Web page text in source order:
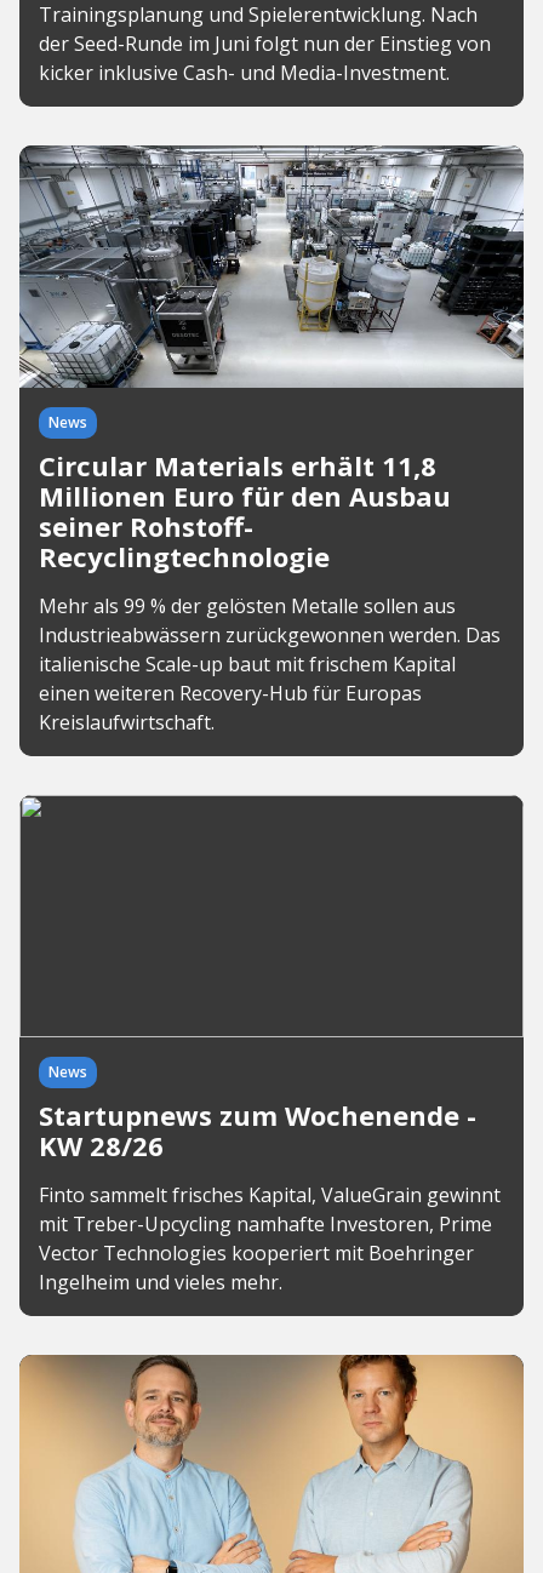
Trainingsplanung und Spielerentwicklung. Nach
der Seed-Runde im Juni folgt nun der Einstieg von
kicker inklusive Cash- und Media-Investment.
News
Circular Materials erhält 11,8
Millionen Euro für den Ausbau
seiner Rohstoff-
Recyclingtechnologie
Mehr als 99 % der gelösten Metalle sollen aus
Industrieabwässern zurückgewonnen werden. Das
italienische Scale-up baut mit frischem Kapital
einen weiteren Recovery-Hub für Europas
Kreislaufwirtschaft.
News
Startupnews zum Wochenende -
KW 28/26
Finto sammelt frisches Kapital, ValueGrain gewinnt
mit Treber-Upcycling namhafte Investoren, Prime
Vector Technologies kooperiert mit Boehringer
Ingelheim und vieles mehr.